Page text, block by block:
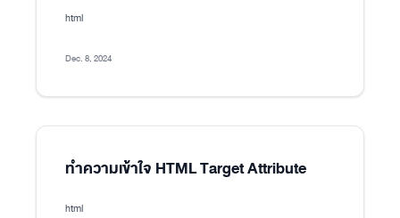
html
Dec. 8, 2024
ทำความเข้าใจ HTML Target Attribute
html